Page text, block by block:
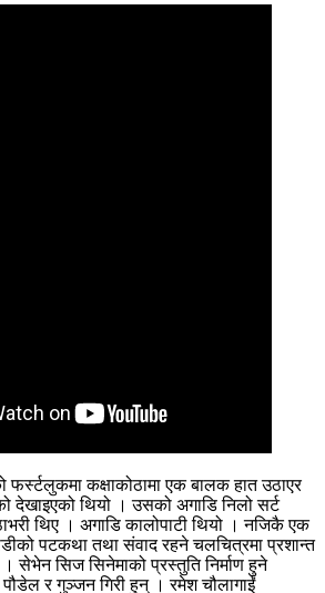
फर्स्टलुकमा कक्षाकोठामा एक बालक हात उठाएर
देखाइएको थियो । उसको अगाडि निलो सर्ट
थिए । अगाडि कालोपाटी थियो । नजिकै एक
पटकथा तथा संवाद रहने चलचित्रमा प्रशान्त
सेभेन सिज सिनेमाको प्रस्तुति निर्माण हुने
पौडेल र गुञ्जन गिरी हुन् । रमेश चौलागाईं